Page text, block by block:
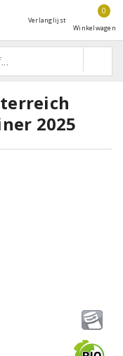
Verlanglijst
0
Winkelwagen
2025